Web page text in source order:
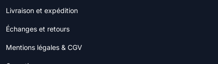
Livraison et expédition
Échanges et retours
Mentions légales & CGV